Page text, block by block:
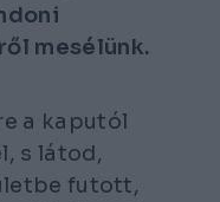
mesélünk.
a kaputól
s látod,
futott,